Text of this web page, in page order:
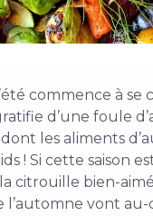
commence à se
d’une foule
les aliments
! Si cette saison
citrouille bien-
l’automne vont